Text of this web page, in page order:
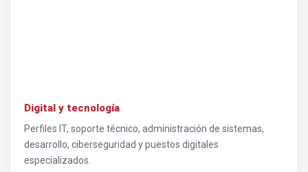
Digital y tecnología
Perfiles IT, soporte técnico, administración de sistemas,
desarrollo, ciberseguridad y puestos digitales
especializados.